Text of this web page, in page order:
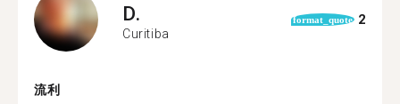
D.
Curitiba
format_quote 2
流利